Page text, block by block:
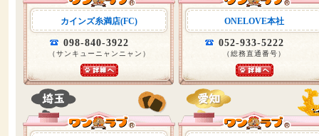
カインズ糸満店(FC)
098-840-3922
（サンキューニャンニャン）
ONELOVE本社
052-933-5222
（総務直通番号）